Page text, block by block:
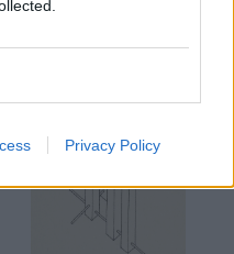
Privacy Policy